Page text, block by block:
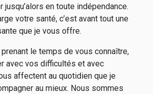
en toute indépendance.
votre santé, c’est avant tout une
que je vous offre.
prenant le temps de vous connaître,
avec vos difficultés et avec
affectent au quotidien que je
au mieux. Nous sommes